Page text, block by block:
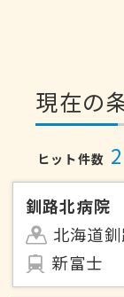
現在の
ヒット件数 2
釧路北病院
北海道
新富士